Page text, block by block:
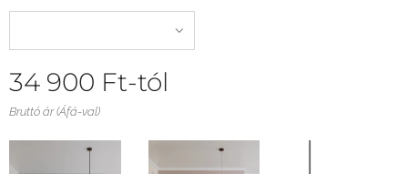
34 900 Ft-tól
Bruttó ár (Áfá-val)